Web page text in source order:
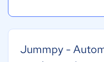
Jummpy -